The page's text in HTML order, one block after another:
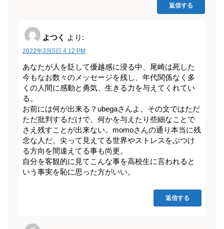
返信する
よつく より:
2022年3月5日 4:12 PM
あなたが人を貶して優越感に浸る中、尾崎は死した
今もなお数々のメッセージを残し、年代関係なく多
くの人間に感動と勇気、生きる力を与えてくれてい
る。
お前には何が出来る？ubegaさんよ。その文ではただ
ただ批判するだけで、何かを与えたり些細なことで
さえ残すことが出来ない。momoさんの通り本当に残
念な人だ。尖って見えてる世界やストレスをぶつけ
る方向を間違えてる事も尚更。
自分を客観的に見てこんな事を高校生に言われると
いう事実を恥に思った方がいい。
返信する